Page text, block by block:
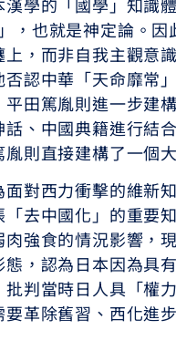
也就是神定論。因
，而非自我主觀意
否認中華「天命靡常
平田篤胤則進一步建
、中國典籍進行結
則直接建構了一個
對西力衝擊的維新
去中國化」的重要
強食的情況影響，
，認為日本因為具
判當時日人具「權
革除舊習、西化進